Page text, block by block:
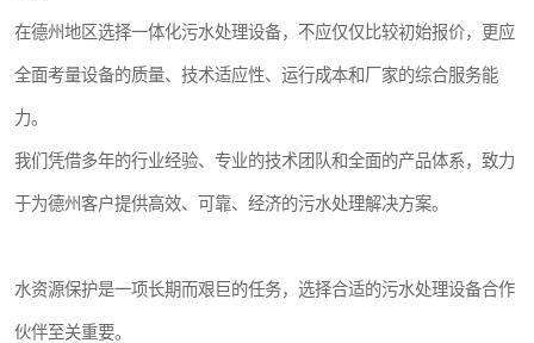
在德州地区选择一体化污水处理设备，不应仅仅比较初始报价，更应
全面考量设备的质量、技术适应性、运行成本和厂家的综合服务能
力。
我们凭借多年的行业经验、专业的技术团队和全面的产品体系，致力
于为德州客户提供高效、可靠、经济的污水处理解决方案。
水资源保护是一项长期而艰巨的任务，选择合适的污水处理设备合作
伙伴至关重要。